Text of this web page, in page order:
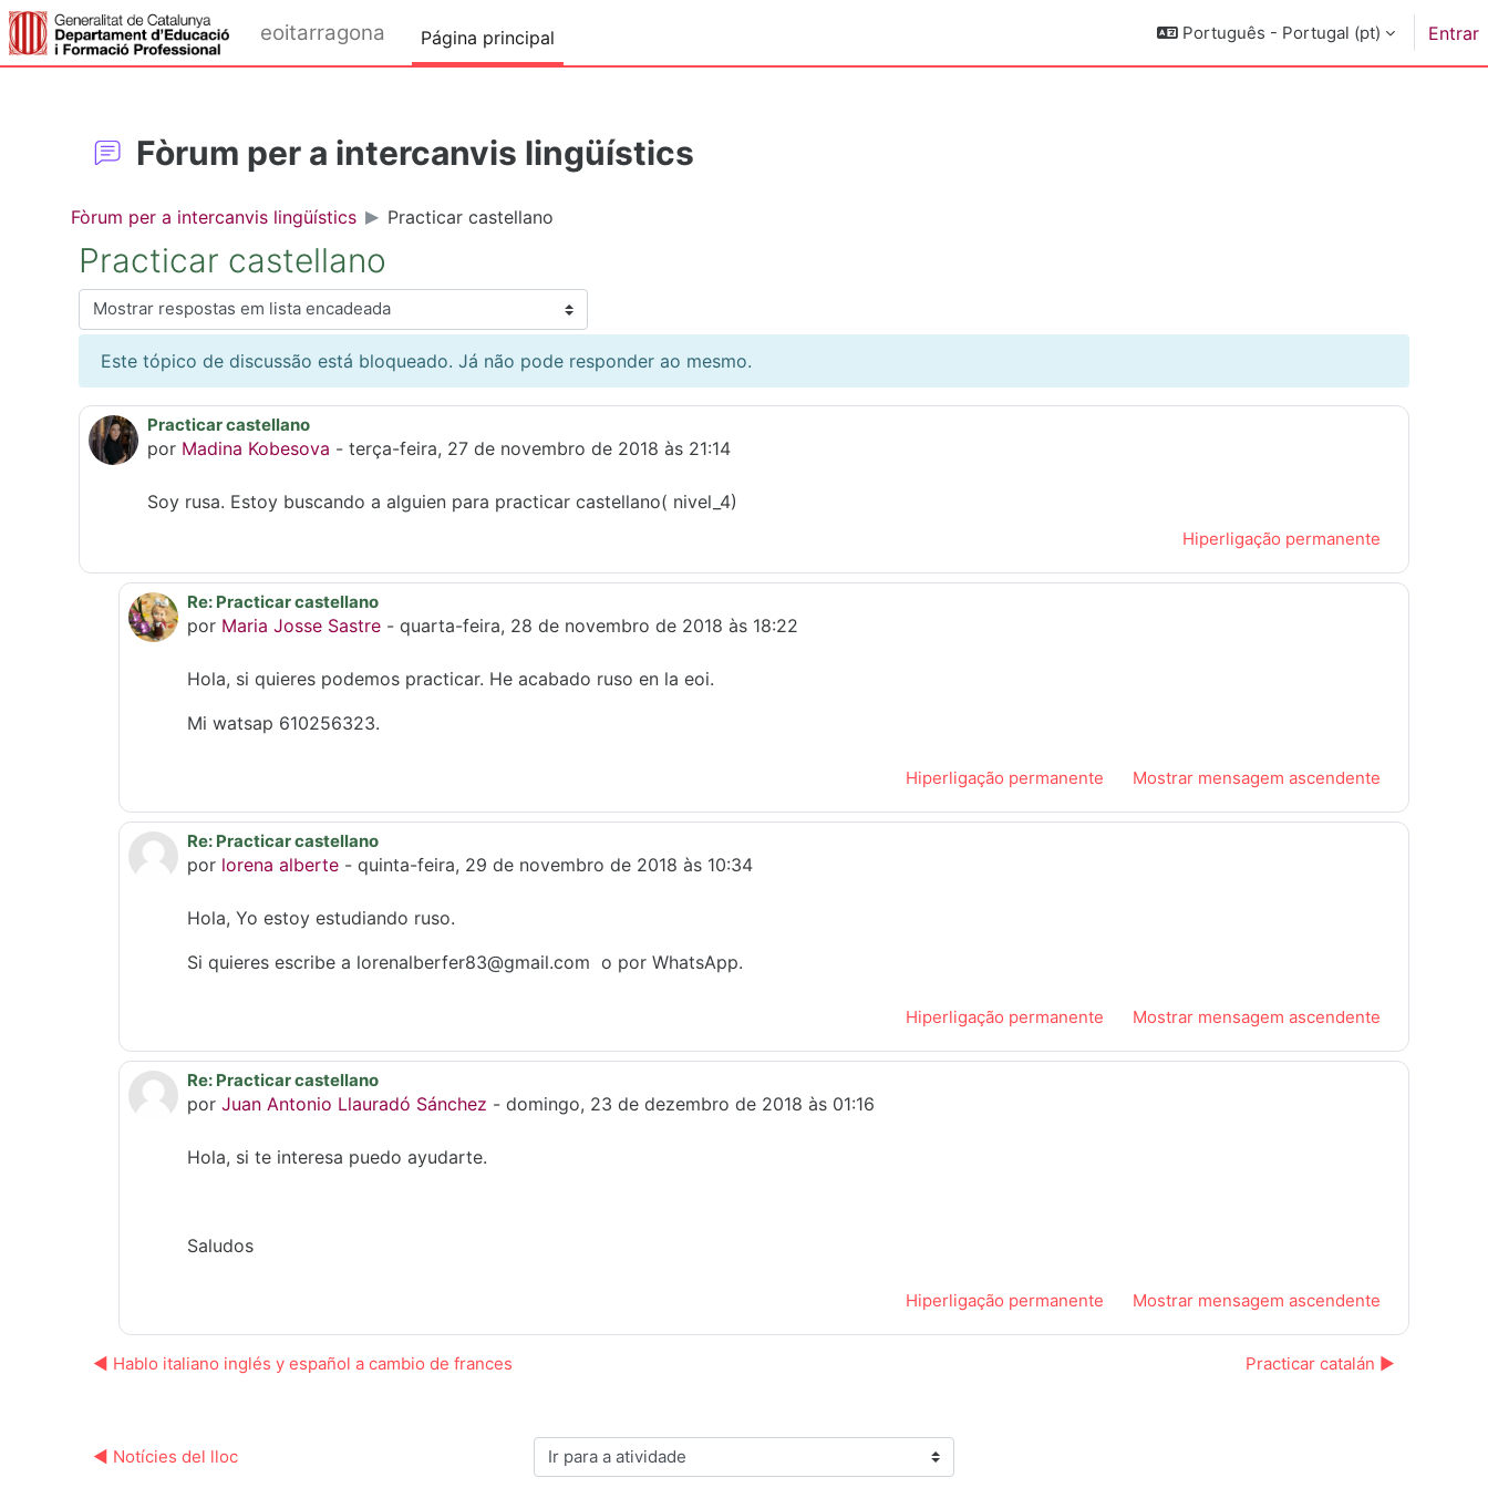
Ir para o conteúdo principal
eoitarragona Página principal Português - Portugal ‎(pt)‎ Entrar
Fòrum per a intercanvis lingüístics
Fòrum per a intercanvis lingüístics Practicar castellano
Practicar castellano
Modo de visualização
Este tópico de discussão está bloqueado. Já não pode responder ao mesmo.
Practicar castellano
por Madina Kobesova - terça-feira, 27 de novembro de 2018 às 21:14
Número de respostas: 3
Soy rusa. Estoy buscando a alguien para practicar castellano( nivel_4)
Hiperligação permanente
Em resposta a 'Madina Kobesova'
Re: Practicar castellano
por Maria Josse Sastre -quarta-feira, 28 de novembro de 2018 às 18:22
Hola, si quieres podemos practicar. He acabado ruso en la eoi.
Mi watsap 610256323.
Hiperligação permanente Mostrar mensagem ascendente
Em resposta a 'Madina Kobesova'
Re: Practicar castellano
por lorena alberte -quinta-feira, 29 de novembro de 2018 às 10:34
Hola, Yo estoy estudiando ruso.
Si quieres escribe a lorenalberfer83@gmail.com o por WhatsApp.
Hiperligação permanente Mostrar mensagem ascendente
Em resposta a 'Madina Kobesova'
Re: Practicar castellano
porJuan Antonio Llauradó Sánchez -domingo, 23 de dezembro de 2018 às 01:16
Hola, si te interesa puedo ayudarte.
Saludos
Hiperligação permanente Mostrar mensagem ascendente
◀︎ Hablo italiano inglés y español a cambio de frances Practicar catalán ▶︎
◀︎ Notícies del lloc
Ir para a atividade